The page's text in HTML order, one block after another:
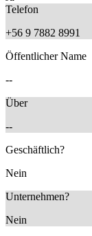
Telefon
+56 9 7882 8991
Öffentlicher Name
--
Über
--
Geschäftlich?
Nein
Unternehmen?
Nein